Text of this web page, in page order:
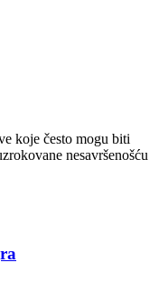
koje često mogu biti
nesavršenošću